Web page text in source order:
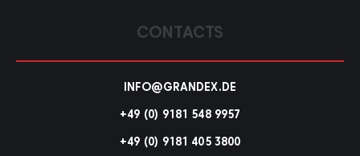
CONTACTS
INFO@GRANDEX.DE
+49 (0) 9181 548 9957
+49 (0) 9181 405 3800